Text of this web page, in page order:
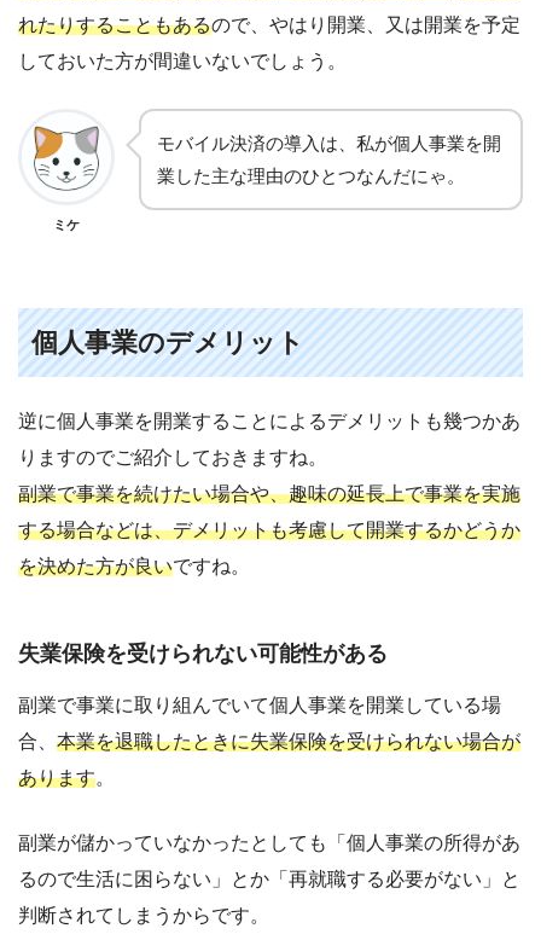
れたりすることもあるので、やはり開業、又は開業を予定
しておいた方が間違いないでしょう。
ミケ
モバイル決済の導入は、私が個人事業を開
業した主な理由のひとつなんだにゃ。
個人事業のデメリット
逆に個人事業を開業することによるデメリットも幾つかあ
りますのでご紹介しておきますね。
副業で事業を続けたい場合や、趣味の延長上で事業を実施
する場合などは、デメリットも考慮して開業するかどうか
を決めた方が良いですね。
失業保険を受けられない可能性がある
副業で事業に取り組んでいて個人事業を開業している場
合、 本業を退職したときに失業保険を受けられない場合が
あります。
副業が儲かっていなかったとしても「個人事業の所得があ
るので生活に困らない」とか「再就職する必要がない」と
判断されてしまうからです。